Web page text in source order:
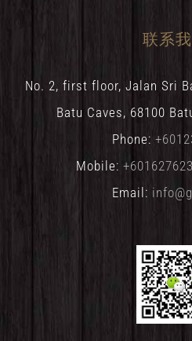
联系
No. 2, first floor, Jalan Sri
Batu Caves, 68100
Phone:
Mobile:
Email: